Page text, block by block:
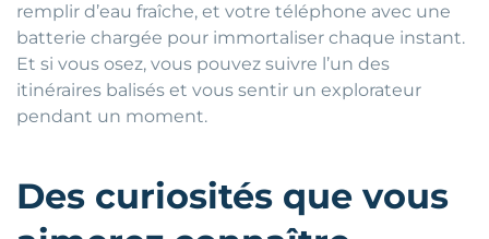
remplir d’eau fraîche, et votre téléphone avec une
batterie chargée pour immortaliser chaque instant.
Et si vous osez, vous pouvez suivre l’un des
itinéraires balisés et vous sentir un explorateur
pendant un moment.
Des curiosités que vous